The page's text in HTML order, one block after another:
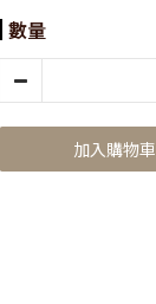
數量
加入購物車